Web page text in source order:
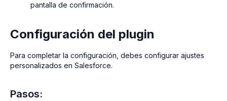
pantalla de confirmación.
Configuración del plugin
Para completar la configuración, debes configurar ajustes
personalizados en Salesforce.
Pasos: